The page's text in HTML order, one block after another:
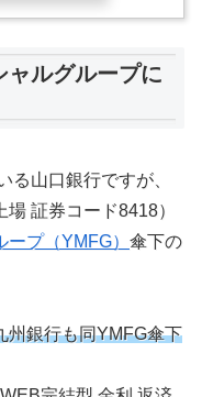
ャルグループに
る山口銀行ですが、
場 証券コード8418）
プ（YMFG） 傘下の
州銀行も同YMFG傘下